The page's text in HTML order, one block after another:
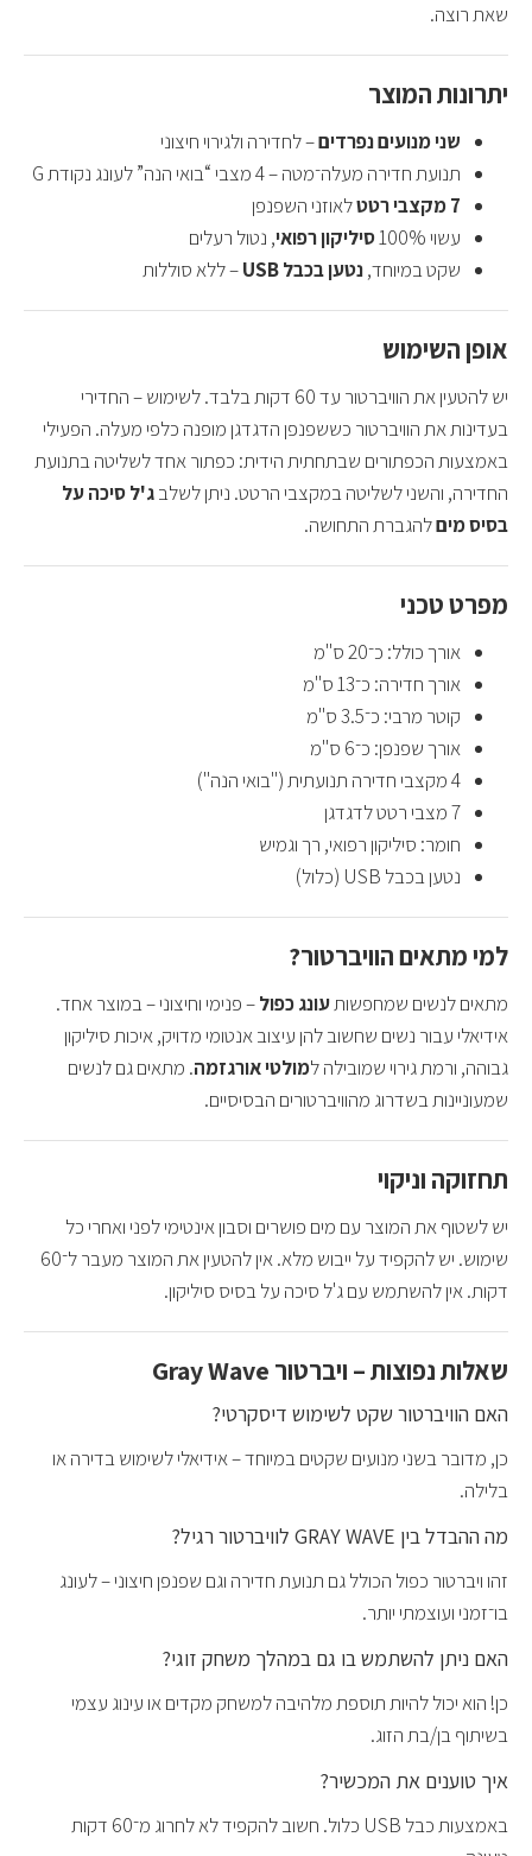
שאת רוצה.
יתרונות המוצר
שני מנועים נפרדים– לחדירה ולגירוי חיצוני
תנועת חדירה מעלה־מטה – 4 מצבי “בואי הנה” לעונג נקודת G
7 מקצבי רטט
לאוזני השפנפן
עשוי 100%
סיליקון רפואי, נטול רעלים
שקט במיוחד,נטען בכבל USB – ללא סוללות
אופן השימוש
יש להטעין את הוויברטור עד 60 דקות בלבד. לשימוש – החדירי
בעדינות את הוויברטור כששפנפן הדגדגן מופנה כלפי מעלה. הפעילי
באמצעות הכפתורים שבתחתית הידית: כפתור אחד לשליטה בתנועת
החדירה, והשני לשליטה במקצבי הרטט. ניתן לשלבג'ל סיכה על
בסיס מיםלהגברת התחושה.
מפרט טכני
אורך כולל: כ־20 ס"מ
אורך חדירה: כ־13 ס"מ
קוטר מרבי: כ־3.5 ס"מ
אורך שפנפן: כ־6 ס"מ
4 מקצבי חדירה תנועתית ("בואי הנה")
7 מצבי רטט לדגדגן
חומר: סיליקון רפואי, רך וגמיש
נטען בכבל USB (כלול)
למי מתאים הוויברטור?
מתאים לנשים שמחפשותעונג כפול– פנימי וחיצוני – במוצר אחד.
אידיאלי עבור נשים שחשוב להן עיצוב אנטומי מדויק, איכות סיליקון
גבוהה, ורמת גירוי שמובילה למולטי אורגזמה. מתאים גם לנשים
שמעוניינות בשדרוג מהוויברטורים הבסיסיים.
תחזוקה וניקוי
יש לשטוף את המוצר עם מים פושרים וסבון אינטימי לפני ואחרי כל
שימוש. יש להקפיד על ייבוש מלא. אין להטעין את המוצר מעבר ל־60
דקות. אין להשתמש עם ג'ל סיכה על בסיס סיליקון.
שאלות נפוצות – ויברטור Gray Wave
האם הוויברטור שקט לשימוש דיסקרטי?
כן, מדובר בשני מנועים שקטים במיוחד – אידיאלי לשימוש בדירה או
בלילה.
מה ההבדל בין GRAY WAVE לוויברטור רגיל?
זהו ויברטור כפול הכולל גם תנועת חדירה וגם שפנפן חיצוני – לעונג
בו־זמני ועוצמתי יותר.
האם ניתן להשתמש בו גם במהלך משחק זוגי?
כן! הוא יכול להיות תוספת מלהיבה למשחק מקדים או עינוג עצמי
בשיתוף בן/בת הזוג.
איך טוענים את המכשיר?
באמצעות כבל USB כלול. חשוב להקפיד לא לחרוג מ־60 דקות